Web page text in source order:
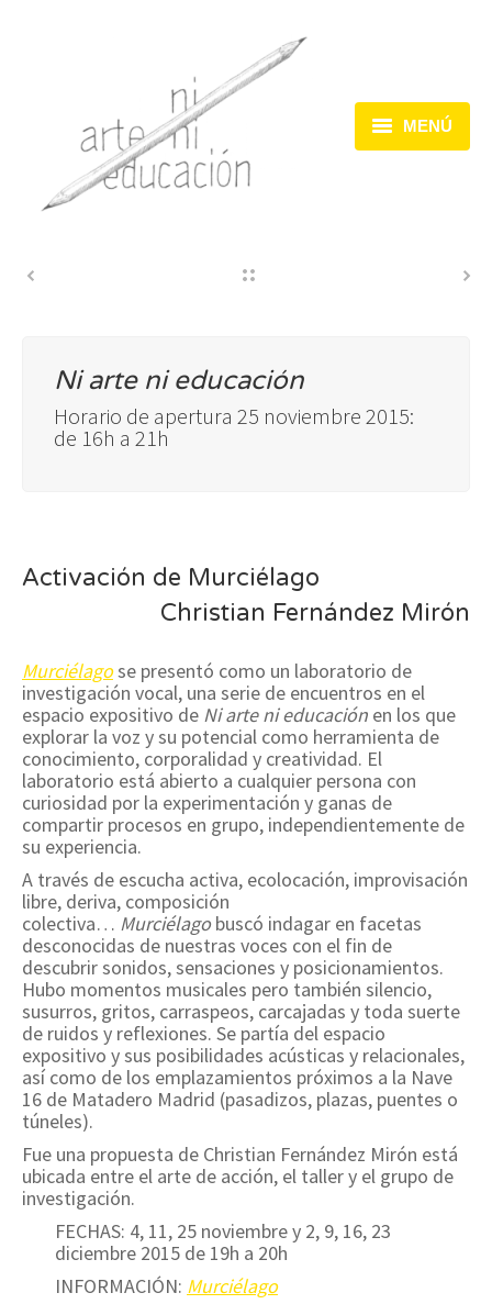
MENÚ
Inicio
Acciones
Ni arte ni educación
Horario de apertura 25 noviembre 2015:
de 16h a 21h
Activación de Murciélago
Christian Fernández Mirón
Murciélagose presentó como un laboratorio de
investigación vocal, una serie de encuentros en el
espacio expositivo de Ni arte ni educación en los que
explorar la voz y su potencial como herramienta de
conocimiento, corporalidad y creatividad. El
laboratorio está abierto a cualquier persona con
curiosidad por la experimentación y ganas de
compartir procesos en grupo, independientemente de
su experiencia.
A través de escucha activa, ecolocación, improvisación
libre, deriva, composición
colectiva… Murciélagobuscó indagar en facetas
desconocidas de nuestras voces con el fin de
descubrir sonidos, sensaciones y posicionamientos.
Hubo momentos musicales pero también silencio,
susurros, gritos, carraspeos, carcajadas y toda suerte
de ruidos y reflexiones. Se partía del espacio
expositivo y sus posibilidades acústicas y relacionales,
así como de los emplazamientos próximos a la Nave
16 de Matadero Madrid (pasadizos, plazas, puentes o
túneles).
Fue una propuesta de Christian Fernández Mirón está
ubicada entre el arte de acción, el taller y el grupo de
investigación.
FECHAS: 4, 11, 25 noviembre y 2, 9, 16, 23
diciembre 2015 de 19h a 20h
INFORMACIÓN: Murciélago